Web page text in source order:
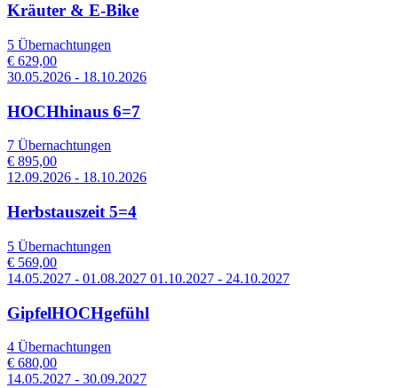
Kräuter & E-Bike
5 Übernachtungen
€ 629,00
30.05.2026 - 18.10.2026
HOCHhinaus 6=7
7 Übernachtungen
€ 895,00
12.09.2026 - 18.10.2026
Herbstauszeit 5=4
5 Übernachtungen
€ 569,00
14.05.2027 - 01.08.2027 01.10.2027 - 24.10.2027
GipfelHOCHgefühl
4 Übernachtungen
€ 680,00
14.05.2027 - 30.09.2027